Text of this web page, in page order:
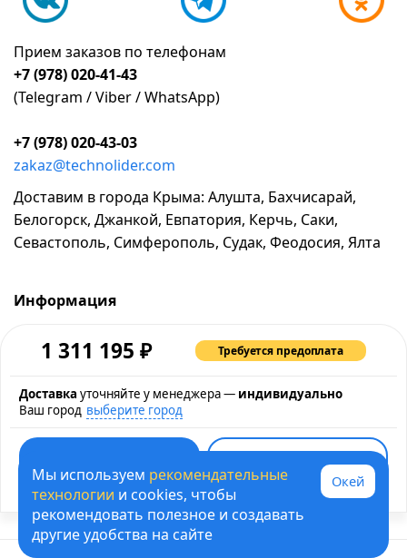
1 311 195 ₽ Требуется предоплата
Доставка уточняйте у менеджера — индивидуально
Ваш город выберите город
Быстрая покупка
Купить в кредит
Прием заказов по телефонам
+7 (978) 020-41-43
(Telegram / Viber / WhatsApp)
+7 (978) 020-43-03
zakaz@technolider.com
Доставим в города Крыма: Алушта, Бахчисарай,
Белогорск, Джанкой, Евпатория, Керчь, Саки,
Севастополь, Симферополь, Судак, Феодосия, Ялта
Информация
о компании
промокоды и акции
рассрочка и кредит
контакты
карта сайта
политика обработки персональных данных
© 1995-2026 ТЕХНОЛИДЕР - информация на сайте не
является договором оферты
Мы используем рекомендательные
технологии и cookies, чтобы
рекомендовать полезное и создавать
другие удобства на сайте
Окей